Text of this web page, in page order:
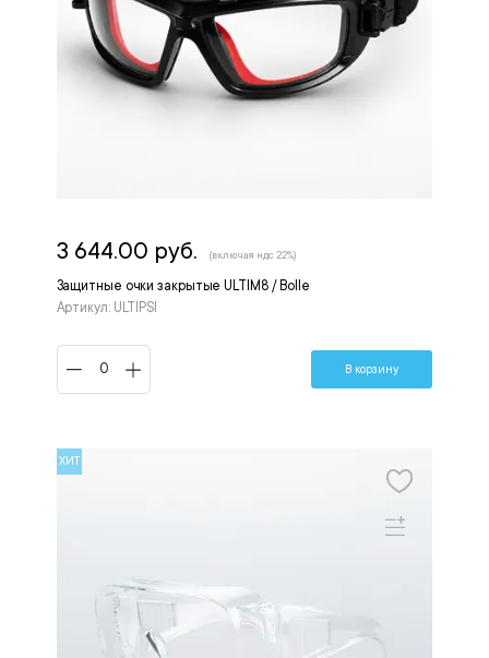
Защитные очки закрытые ULTIM8 / Bolle
Артикул: ULTIPSI
3 644.00 руб. (включая ндс 22%)
В корзину
ХИТ